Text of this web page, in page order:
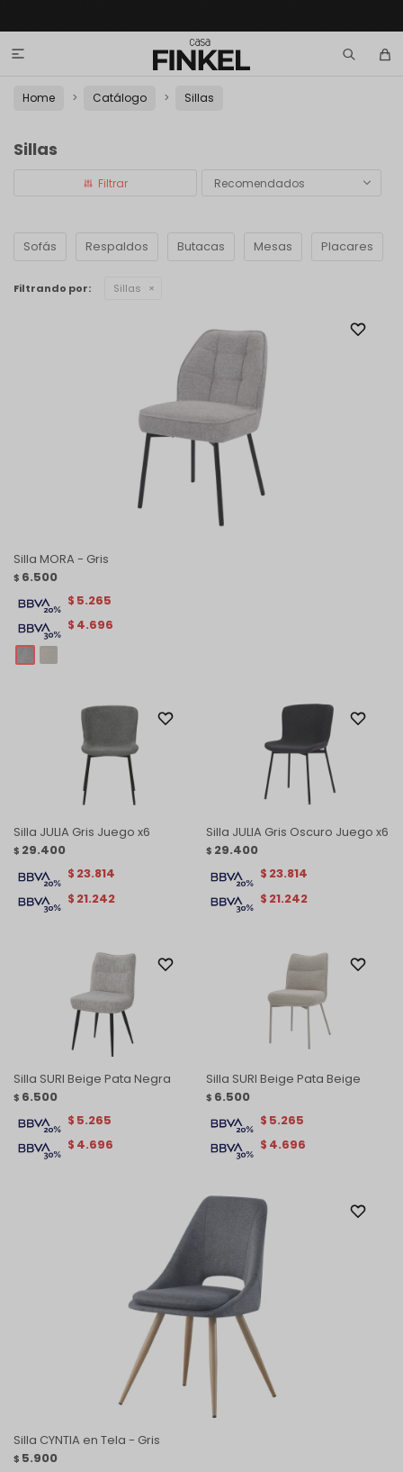

Home Catálogo Sillas
Sillas
Recomendados
Sofás Respaldos Butacas Mesas Placares
Filtrando por: Sillas
Silla MORA - Gris
$ 6.500
$ 4.696
$ 5.265
Silla JULIA Gris Juego x6
$ 29.400
$ 21.242
$ 23.814
Silla JULIA Gris Oscuro Juego x6
$ 29.400
$ 21.242
$ 23.814
Silla SURI Beige Pata Negra
$ 6.500
$ 4.696
$ 5.265
Silla SURI Beige Pata Beige
$ 6.500
$ 4.696
$ 5.265
Silla CYNTIA en Tela - Gris
$ 5.900